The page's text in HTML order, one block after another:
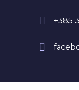
+385